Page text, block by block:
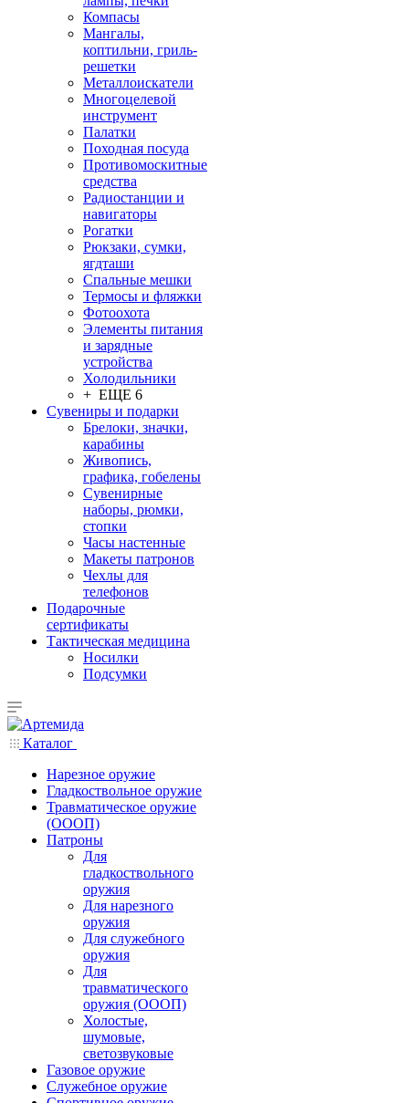
Компасы
Мангалы,
коптильни, гриль-
решетки
Металлоискатели
Многоцелевой
инструмент
Палатки
Походная посуда
Противомоскитные
средства
Радиостанции и
навигаторы
Рогатки
Рюкзаки, сумки,
ягдташи
Спальные мешки
Термосы и фляжки
Фотоохота
Элементы питания
и зарядные
устройства
Холодильники
+ ЕЩЕ 6
Сувениры и подарки
Брелоки, значки,
карабины
Живопись,
графика, гобелены
Сувенирные
наборы, рюмки,
стопки
Часы настенные
Макеты патронов
Чехлы для
телефонов
Подарочные
сертификаты
Тактическая медицина
Носилки
Подсумки
Каталог
Нарезное оружие
Гладкоствольное оружие
Травматическое оружие
(ОООП)
Патроны
Для
гладкоствольного
оружия
Для нарезного
оружия
Для служебного
оружия
Для
травматического
оружия (ОООП)
Холостые,
шумовые,
светозвуковые
Газовое оружие
Служебное оружие